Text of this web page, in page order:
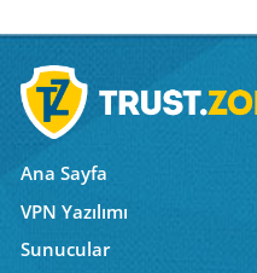
Ana Sayfa
VPN Yazılımı
Sunucular